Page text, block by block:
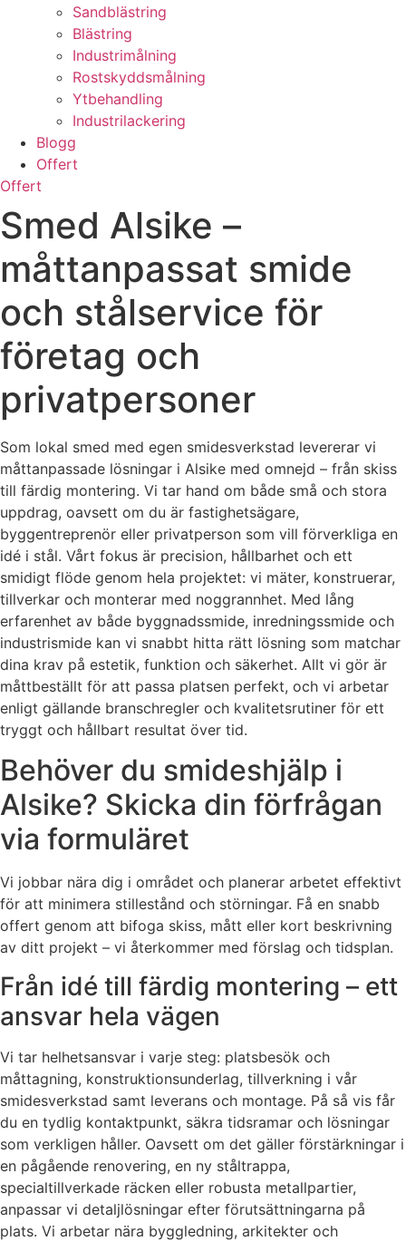
Sandblästring
Blästring
Industrimålning
Rostskyddsmålning
Ytbehandling
Industrilackering
Blogg
Offert
Offert
Smed Alsike –
måttanpassat smide
och stålservice för
företag och
privatpersoner
Som lokal smed med egen smidesverkstad levererar vi
måttanpassade lösningar i Alsike med omnejd – från skiss
till färdig montering. Vi tar hand om både små och stora
uppdrag, oavsett om du är fastighetsägare,
byggentreprenör eller privatperson som vill förverkliga en
idé i stål. Vårt fokus är precision, hållbarhet och ett
smidigt flöde genom hela projektet: vi mäter, konstruerar,
tillverkar och monterar med noggrannhet. Med lång
erfarenhet av både byggnadssmide, inredningssmide och
industrismide kan vi snabbt hitta rätt lösning som matchar
dina krav på estetik, funktion och säkerhet. Allt vi gör är
måttbeställt för att passa platsen perfekt, och vi arbetar
enligt gällande branschregler och kvalitetsrutiner för ett
tryggt och hållbart resultat över tid.
Behöver du smideshjälp i
Alsike? Skicka din förfrågan
via formuläret
Vi jobbar nära dig i området och planerar arbetet effektivt
för att minimera stillestånd och störningar. Få en snabb
offert genom att bifoga skiss, mått eller kort beskrivning
av ditt projekt – vi återkommer med förslag och tidsplan.
Från idé till färdig montering – ett
ansvar hela vägen
Vi tar helhetsansvar i varje steg: platsbesök och
måttagning, konstruktionsunderlag, tillverkning i vår
smidesverkstad samt leverans och montage. På så vis får
du en tydlig kontaktpunkt, säkra tidsramar och lösningar
som verkligen håller. Oavsett om det gäller förstärkningar i
en pågående renovering, en ny ståltrappa,
specialtillverkade räcken eller robusta metallpartier,
anpassar vi detaljlösningar efter förutsättningarna på
plats. Vi arbetar nära byggledning, arkitekter och